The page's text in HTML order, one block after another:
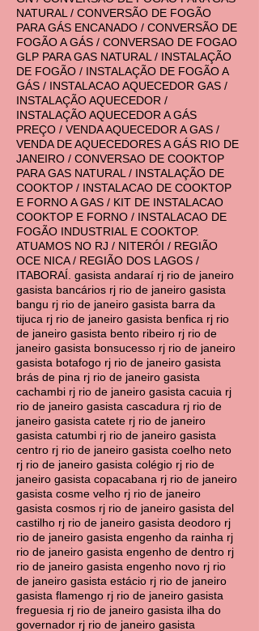
NATURAL / CONVERSÃO DE FOGÃO
PARA GÁS ENCANADO / CONVERSÃO DE
FOGÃO A GÁS / CONVERSAO DE FOGAO
GLP PARA GAS NATURAL / INSTALAÇÃO
DE FOGÃO / INSTALAÇÃO DE FOGÃO A
GÁS / INSTALACAO AQUECEDOR GAS /
INSTALAÇÃO AQUECEDOR /
INSTALAÇÃO AQUECEDOR A GÁS
PREÇO / VENDA AQUECEDOR A GAS /
VENDA DE AQUECEDORES A GÁS RIO DE
JANEIRO / CONVERSAO DE COOKTOP
PARA GAS NATURAL / INSTALAÇÃO DE
COOKTOP / INSTALACAO DE COOKTOP
E FORNO A GAS / KIT DE INSTALACAO
COOKTOP E FORNO / INSTALACAO DE
FOGÃO INDUSTRIAL E COOKTOP.
ATUAMOS NO RJ / NITERÓI / REGIÃO
OCE NICA / REGIÃO DOS LAGOS /
ITABORAÍ. gasista andaraí rj rio de janeiro
gasista bancários rj rio de janeiro gasista
bangu rj rio de janeiro gasista barra da
tijuca rj rio de janeiro gasista benfica rj rio
de janeiro gasista bento ribeiro rj rio de
janeiro gasista bonsucesso rj rio de janeiro
gasista botafogo rj rio de janeiro gasista
brás de pina rj rio de janeiro gasista
cachambi rj rio de janeiro gasista cacuia rj
rio de janeiro gasista cascadura rj rio de
janeiro gasista catete rj rio de janeiro
gasista catumbi rj rio de janeiro gasista
centro rj rio de janeiro gasista coelho neto
rj rio de janeiro gasista colégio rj rio de
janeiro gasista copacabana rj rio de janeiro
gasista cosme velho rj rio de janeiro
gasista cosmos rj rio de janeiro gasista del
castilho rj rio de janeiro gasista deodoro rj
rio de janeiro gasista engenho da rainha rj
rio de janeiro gasista engenho de dentro rj
rio de janeiro gasista engenho novo rj rio
de janeiro gasista estácio rj rio de janeiro
gasista flamengo rj rio de janeiro gasista
freguesia rj rio de janeiro gasista ilha do
governador rj rio de janeiro gasista